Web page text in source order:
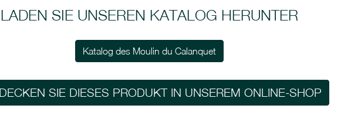
LADEN SIE UNSEREN KATALOG HERUNTER
Katalog des Moulin du Calanquet
SIE DIESES PRODUKT IN UNSEREM ONLINE-SHOP